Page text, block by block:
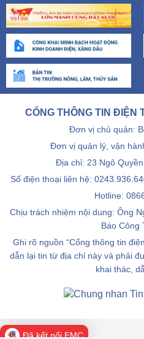
CỔNG THÔNG TIN ĐIỆN
Đơn vị chủ quản:
Đơn vị quản lý, vận
Địa chỉ: 23 Ngô
Số điện thoại liên hệ:
Hotline:
Chịu trách nhiệm nội dung: Ông
Báo Công
Ghi rõ nguồn “Cổng thông tin
dẫn lại tin từ địa chỉ này và phải
khai thác,
Đã kết nối EMC